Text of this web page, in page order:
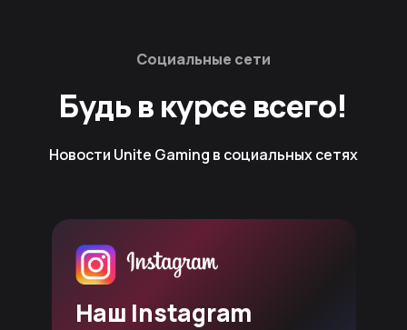
Социальные сети
Будь в курсе всего!
Новости Unite Gaming в социальных сетях
Наш Instagram